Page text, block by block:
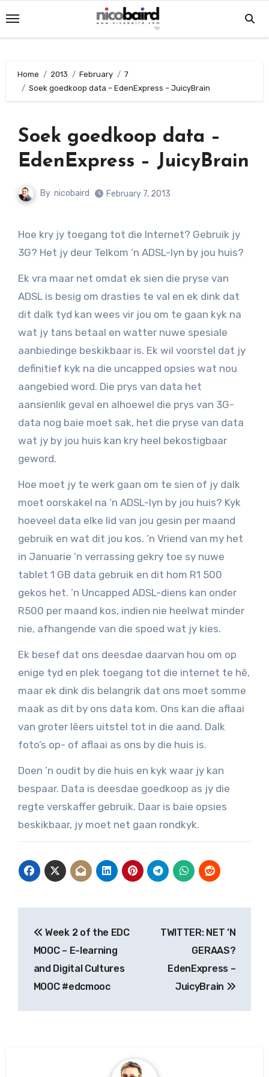
to
content
Home 2013 February
7
Soek goedkoop data – EdenExpress – JuicyBrain
Soek goedkoop data –
EdenExpress – JuicyBrain
By nicobaird February 7, 2013
Hoe kry jy toegang tot die Internet? Gebruik jy
3G? Het jy deur Telkom ’n ADSL-lyn by jou huis?
Ek vra maar net omdat ek sien die pryse van
ADSL is besig om drasties te val en ek dink dat
dit dalk tyd kan wees vir jou om te gaan kyk na
wat jy tans betaal en watter nuwe spesiale
aanbiedinge beskikbaar is. Ek wil voorstel dat jy
definitief kyk na die uncapped opsies wat nou
aangebied word. Die prys van data het
aansienlik geval en alhoewel die prys van 3G-
data nog baie moet sak, het die pryse van data
wat jy by jou huis kan kry heel bekostigbaar
geword.
Hoe moet jy te werk gaan om te sien of jy dalk
moet oorskakel na ’n ADSL-lyn by jou huis? Kyk
hoeveel data elke lid van jou gesin per maand
gebruik en wat dit jou kos. ’n Vriend van my het
in Januarie ’n verrassing gekry toe sy nuwe
tablet 1 GB data gebruik en dit hom R1 500
gekos het. ’n Uncapped ADSL-diens kan onder
R500 per maand kos, indien nie heelwat minder
nie, afhangende van die spoed wat jy kies.
Ek besef dat ons deesdae daarvan hou om op
enige tyd en plek toegang tot die internet te hê,
maar ek dink dis belangrik dat ons moet somme
maak as dit by ons data kom. Ons kan die aflaai
van groter lêers uitstel tot in die aand. Dalk
foto’s op- of aflaai as ons by die huis is.
Doen ’n oudit by die huis en kyk waar jy kan
bespaar. Data is deesdae goedkoop as jy die
regte verskaffer gebruik. Daar is baie opsies
beskikbaar, jy moet net gaan rondkyk.
navigation
Week 2 of the EDC
MOOC – E-learning
and Digital Cultures
MOOC #edcmooc
TWITTER: NET ’N
GERAAS?
EdenExpress –
JuicyBrain